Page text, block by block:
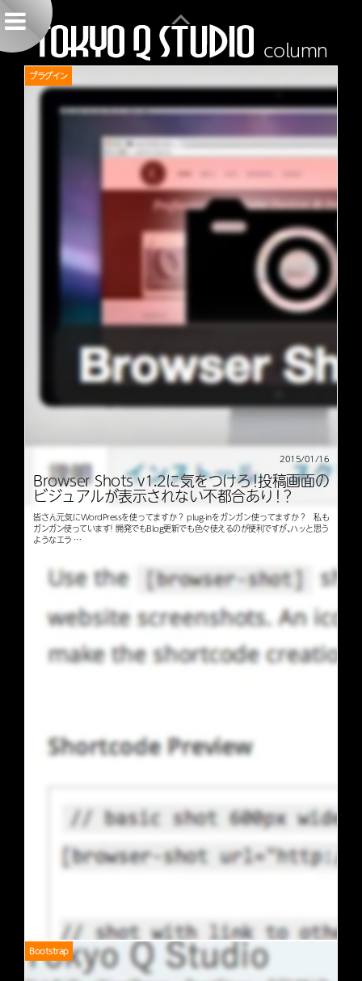
column
2015/01/16
Browser Shots v1.2に気をつけろ！投稿画面の
ビジュアルが表示されない不都合あり！？
皆さん元気にWordPressを使ってますか？ plug-inをガンガン使ってますか？ 私も
ガンガン使っています！ 開発でもBlog更新でも色々使えるのが便利ですが、ハッと思う
ようなエラ …
プラグイン
Bootstrap